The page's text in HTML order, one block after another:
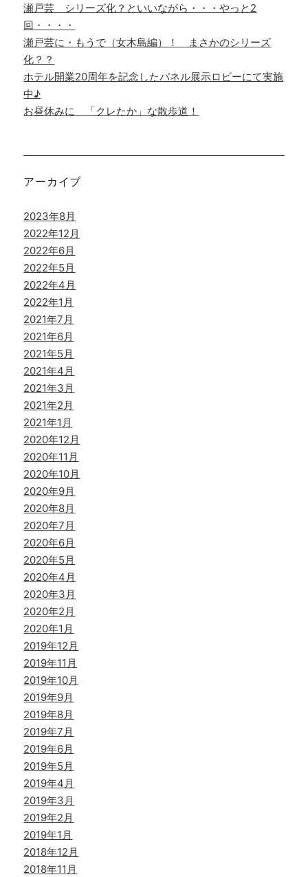
瀬戸芸 シリーズ化？といいながら・・・やっと2
回・・・・
瀬戸芸に・もうで（女木島編）！ まさかのシリーズ
化？？
ホテル開業20周年を記念したパネル展示ロビーにて実施
中♪
お昼休みに 「クレたか」な散歩道！
アーカイブ
2023年8月
2022年12月
2022年6月
2022年5月
2022年4月
2022年1月
2021年7月
2021年6月
2021年5月
2021年4月
2021年3月
2021年2月
2021年1月
2020年12月
2020年11月
2020年10月
2020年9月
2020年8月
2020年7月
2020年6月
2020年5月
2020年4月
2020年3月
2020年2月
2020年1月
2019年12月
2019年11月
2019年10月
2019年9月
2019年8月
2019年7月
2019年6月
2019年5月
2019年4月
2019年3月
2019年2月
2019年1月
2018年12月
2018年11月